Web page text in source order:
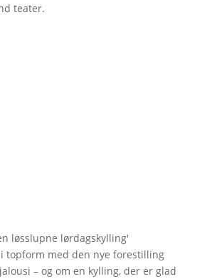
teater.
løsslupne lørdagskylling'
topform med den nye forestilling
– og om en kylling, der er glad